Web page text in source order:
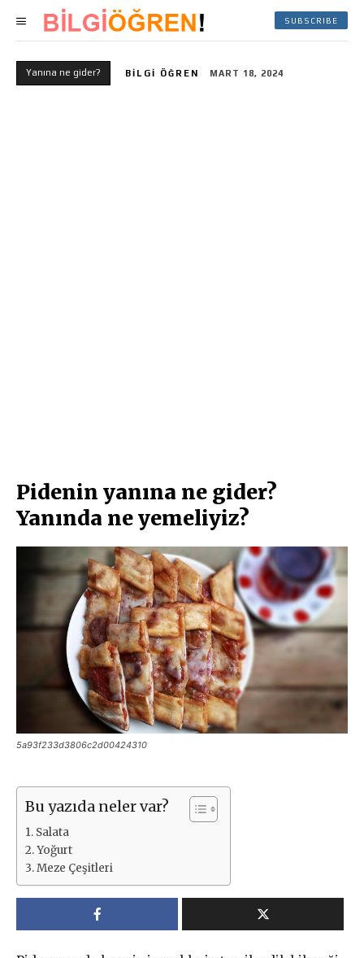
SUBSCRIBE
Yanına ne gider? BILGI ÖĞREN MART 18, 2024
Pidenin yanına ne gider?
Yanında ne yemeliyiz?
5a93f233d3806c2d00424310
Bu yazıda neler var?
Salata
Yoğurt
Meze Çeşitleri